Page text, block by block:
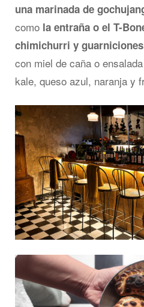
una marinada de
como la entraña o el T-
chimichurri y guarniciones
con miel de caña o
kale, queso azul, naranja y